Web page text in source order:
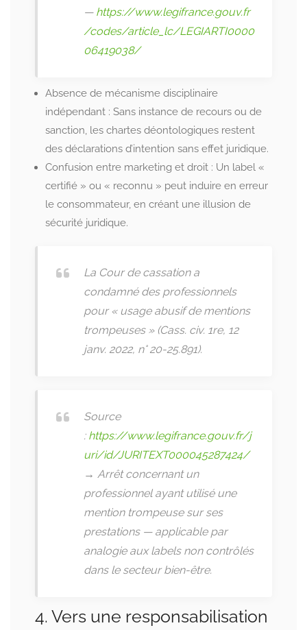
— https://www.legifrance.gouv.fr
/codes/article_lc/LEGIARTI0000
06419038/
Absence de mécanisme disciplinaire
indépendant : Sans instance de recours ou de
sanction, les chartes déontologiques restent
des déclarations d’intention sans effet juridique.
Confusion entre marketing et droit : Un label «
certifié » ou « reconnu » peut induire en erreur
le consommateur, en créant une illusion de
sécurité juridique.
La Cour de cassation a
condamné des professionnels
pour « usage abusif de mentions
trompeuses » (Cass. civ. 1re, 12
janv. 2022, n° 20-25.891).
Source
: https://www.legifrance.gouv.fr/j
uri/id/JURITEXT000045287424/
→ Arrêt concernant un
professionnel ayant utilisé une
mention trompeuse sur ses
prestations — applicable par
analogie aux labels non contrôlés
dans le secteur bien-être.
4. Vers une responsabilisation